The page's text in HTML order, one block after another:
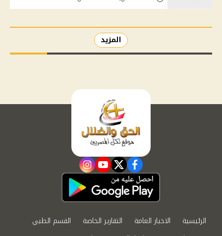
المزيد
facebook
twitter
youtube
instagram
الرئيسية الاخبار العامة التقارير الخاصة
القسم الطبي